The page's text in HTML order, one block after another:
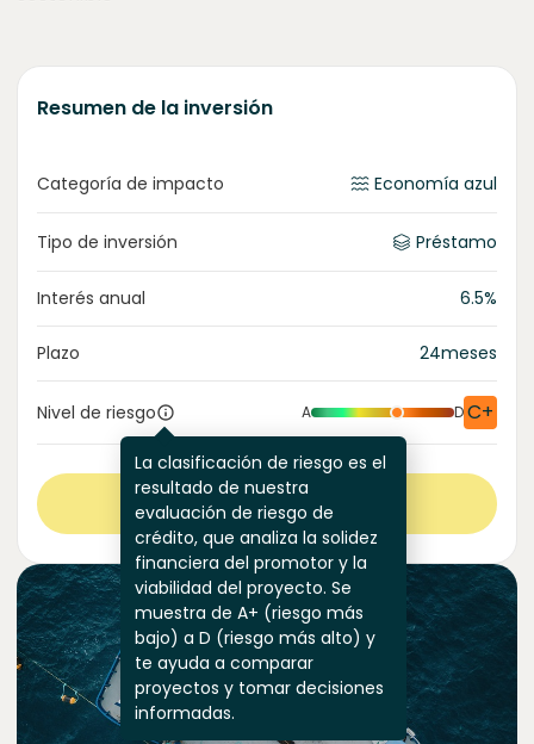
Resumen de la inversión
Categoría de impacto Economía azul
Tipo de inversión Préstamo
Interés anual 6.5%
Plazo 24meses
Nivel de riesgo
La clasificación de riesgo es el
resultado de nuestra
evaluación de riesgo de
crédito, que analiza la solidez
financiera del promotor y la
viabilidad del proyecto. Se
muestra de A+ (riesgo más
bajo) a D (riesgo más alto) y
te ayuda a comparar
proyectos y tomar decisiones
informadas.
A DC+
Ver más